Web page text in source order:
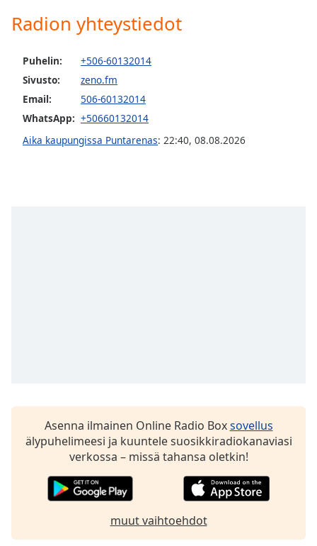
Opacity
Caption
Area
Color
Opacity
Close
Radion yhteystiedot
Puhelin:
+506-60132014
Sivusto:
zeno.fm
Email:
506-60132014
WhatsApp: +50660132014
Aika kaupungissa Puntarenas: 22:40, 08.08.2026
Asenna ilmainen Online Radio Boxsovellus
älypuhelimeesi ja kuuntele suosikkiradiokanaviasi
verkossa – missä tahansa oletkin!
muut vaihtoehdot